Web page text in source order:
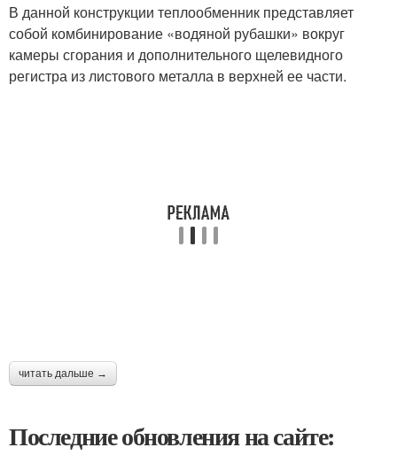
В данной конструкции теплообменник представляет
собой комбинирование «водяной рубашки» вокруг
камеры сгорания и дополнительного щелевидного
регистра из листового металла в верхней ее части.
читать дальше →
Последние обновления на сайте: